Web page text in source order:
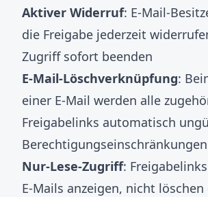
Aktiver Widerruf: E-Mail-
die Freigabe jederzeit
Zugriff sofort beenden
E-Mail-Löschverknüpfung:
einer E-Mail werden alle
Freigabelinks automatisch
Berechtigungseinschränkungen
Nur-Lese-Zugriff:
E-Mails anzeigen, nicht